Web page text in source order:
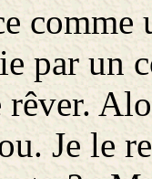
comme
par un
Je le